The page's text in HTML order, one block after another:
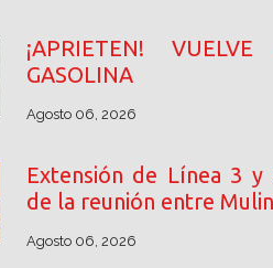
¡APRIETEN!
GASOLINA
Agosto 06, 2026
Extensión de Línea 3 y
de la reunión entre
Agosto 06, 2026